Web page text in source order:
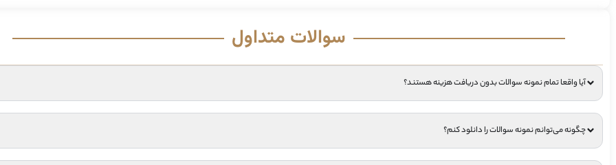
سوالات متداول
آیا واقعا تمام نمونه سوالات بدون دریافت هزینه هستند؟
چگونه می‌توانم نمونه سوالات را دانلود کنم؟